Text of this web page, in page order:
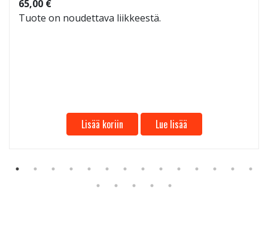
65,00 €
Tuote on noudettava liikkeestä.
Lisää koriin Lue lisää